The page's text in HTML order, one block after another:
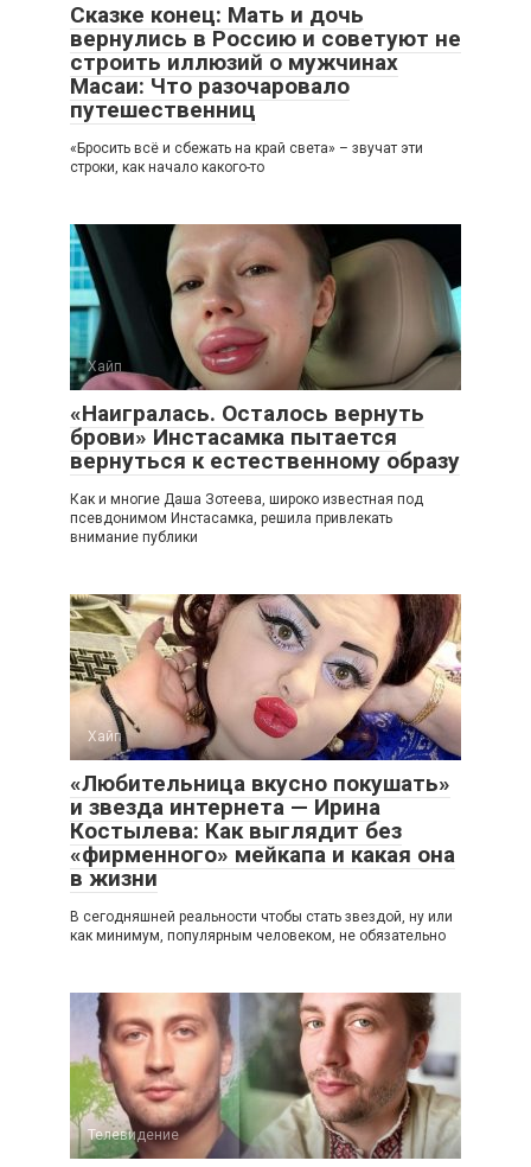
Сказке конец: Мать и дочь
вернулись в Россию и советуют не
строить иллюзий о мужчинах
Масаи: Что разочаровало
путешественниц
«Бросить всё и сбежать на край света» – звучат эти
строки, как начало какого-то
Хайп
«Наигралась. Осталось вернуть
брови» Инстасамка пытается
вернуться к естественному образу
Как и многие Даша Зотеева, широко известная под
псевдонимом Инстасамка, решила привлекать
внимание публики
Хайп
«Любительница вкусно покушать»
и звезда интернета — Ирина
Костылева: Как выглядит без
«фирменного» мейкапа и какая она
в жизни
В сегодняшней реальности чтобы стать звездой, ну или
как минимум, популярным человеком, не обязательно
Телевидение